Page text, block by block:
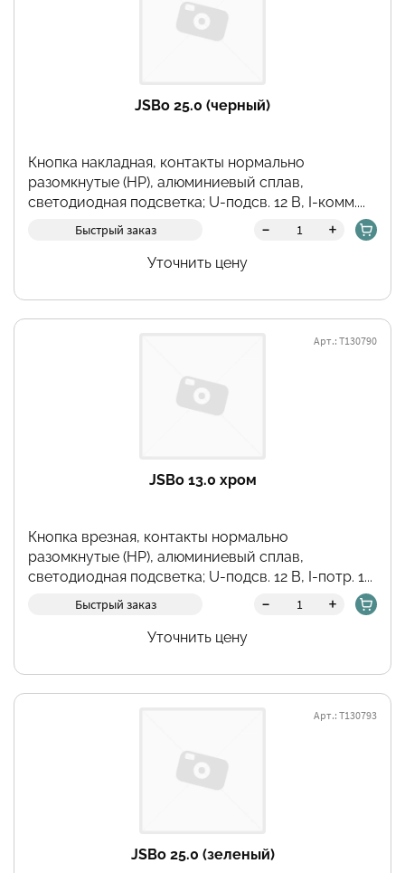
JSBo 25.0 (черный)
Кнопка накладная, контакты нормально
разомкнутые (НР), алюминиевый сплав,
светодиодная подсветка; U-подсв. 12 В, I-комм....
Быстрый заказ - +
Уточнить цену
JSBo 13.0 хром
Арт.: Т130790
Кнопка врезная, контакты нормально
разомкнутые (НР), алюминиевый сплав,
светодиодная подсветка; U-подсв. 12 В, I-потр. 1...
Быстрый заказ - +
Уточнить цену
JSBo 25.0 (зеленый)
Арт.: Т130793